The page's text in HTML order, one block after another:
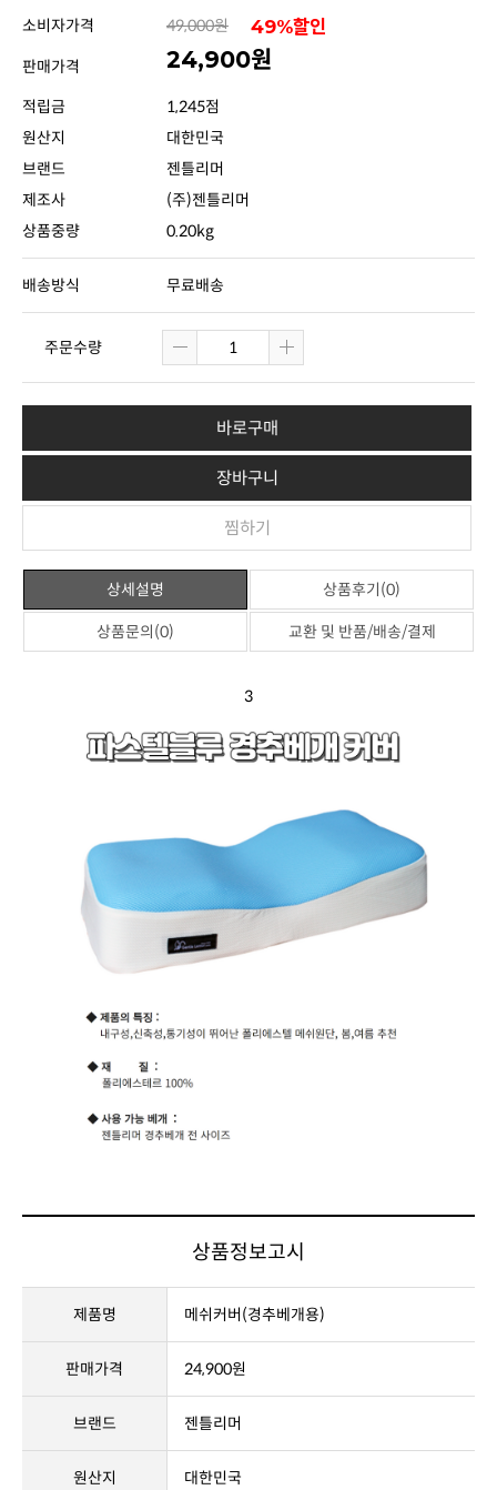
소비자가격 49,000원 49%할인
판매가격 24,900원
적립금
1,245점
원산지
대한민국
브랜드
젠틀리머
제조사
(주)젠틀리머
상품중량
0.20kg
배송방식 무료배송
주문수량
바로구매
장바구니
찜하기
상세설명 상품후기(0)
상품문의(0) 교환 및 반품/배송/결제
3
상품정보고시
제품명 메쉬커버(경추베개용)
판매가격 24,900원
브랜드 젠틀리머
원산지 대한민국